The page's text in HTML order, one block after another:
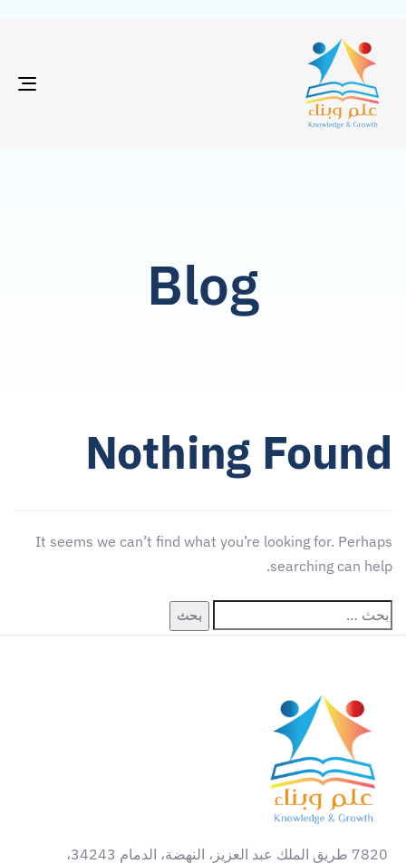
Blog
Nothing Found
It seems we can’t find what you’re looking for. Perhaps
searching can help.
7820 طريق الملك عبد العزيز، النهضة، الدمام 34243،